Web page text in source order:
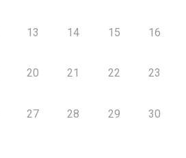
13 14 15 16
20 21 22 23
27 28 29 30